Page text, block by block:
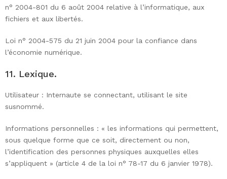
n° 2004-801 du 6 août 2004 relative à l’informatique, aux
fichiers et aux libertés.
Loi n° 2004-575 du 21 juin 2004 pour la confiance dans
l’économie numérique.
11. Lexique.
Utilisateur : Internaute se connectant, utilisant le site
susnommé.
Informations personnelles : « les informations qui permettent,
sous quelque forme que ce soit, directement ou non,
l’identification des personnes physiques auxquelles elles
s’appliquent » (article 4 de la loi n° 78-17 du 6 janvier 1978).